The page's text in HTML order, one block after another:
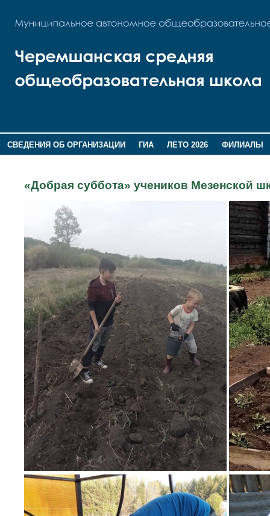
СВЕДЕНИЯ ОБ ОРГАНИЗАЦИИ ГИА ЛЕТО 2026
ФИЛИАЛЫ
«Добрая суббота» учеников Мезенской